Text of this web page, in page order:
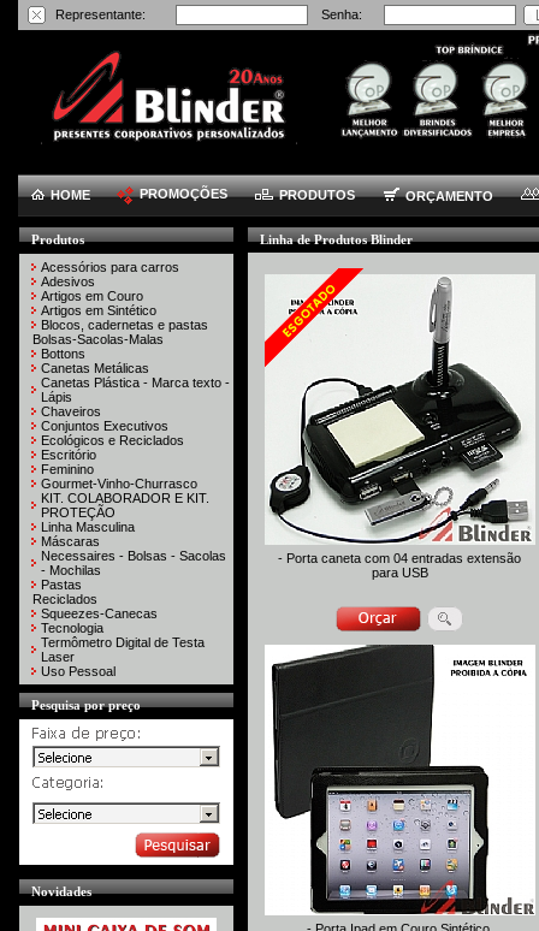
Representante: Senha:
HOME PROMOÇÕES PRODUTOS ORÇAMENTO
Produtos
Acessórios para carros
Adesivos
Artigos em Couro
Artigos em Sintético
Blocos, cadernetas e pastas
Bolsas-Sacolas-Malas
Bottons
Canetas Metálicas
Canetas Plástica - Marca texto -
Lápis
Chaveiros
Conjuntos Executivos
Ecológicos e Reciclados
Escritório
Feminino
Gourmet-Vinho-Churrasco
KIT. COLABORADOR E KIT.
PROTEÇÃO
Linha Masculina
Máscaras
Necessaires - Bolsas - Sacolas
- Mochilas
Pastas
Reciclados
Squeezes-Canecas
Tecnologia
Termômetro Digital de Testa
Laser
Uso Pessoal
Pesquisa por preço
Novidades
Linha de Produtos Blinder
- Porta caneta com 04 entradas extensão
para USB